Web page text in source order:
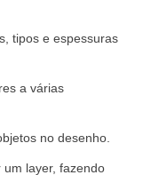
tipos e espessuras
a várias
no desenho.
layer, fazendo